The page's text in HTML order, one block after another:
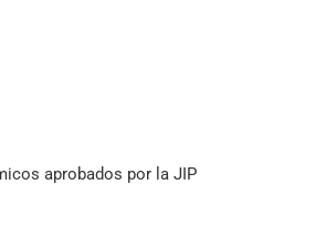
aprobados por la JIP